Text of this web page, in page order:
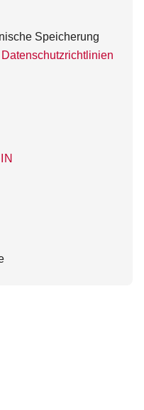
Speicherung
Datenschutzrichtlinien